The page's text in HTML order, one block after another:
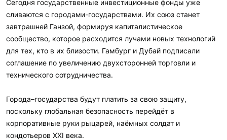
Сегодня государственные инвестиционные фонды уже
сливаются с городами-государствами. Их союз станет
завтрашней Ганзой, формируя капиталистическое
сообщество, которое расходится лучами новых технологий
для тех, кто в их близости. Гамбург и Дубай подписали
соглашение по увеличению двухсторонней торговли и
технического сотрудничества.
Города–государства будут платить за свою защиту,
поскольку глобальная безопасность перейдёт в
корпоративные руки рыцарей, наёмных солдат и
кондотьеров XXI века.